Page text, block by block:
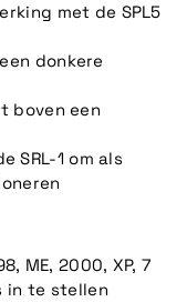
met de SPL5
donkere
boven een
SRL-1 om als
ME, 2000, XP, 7
in te stellen